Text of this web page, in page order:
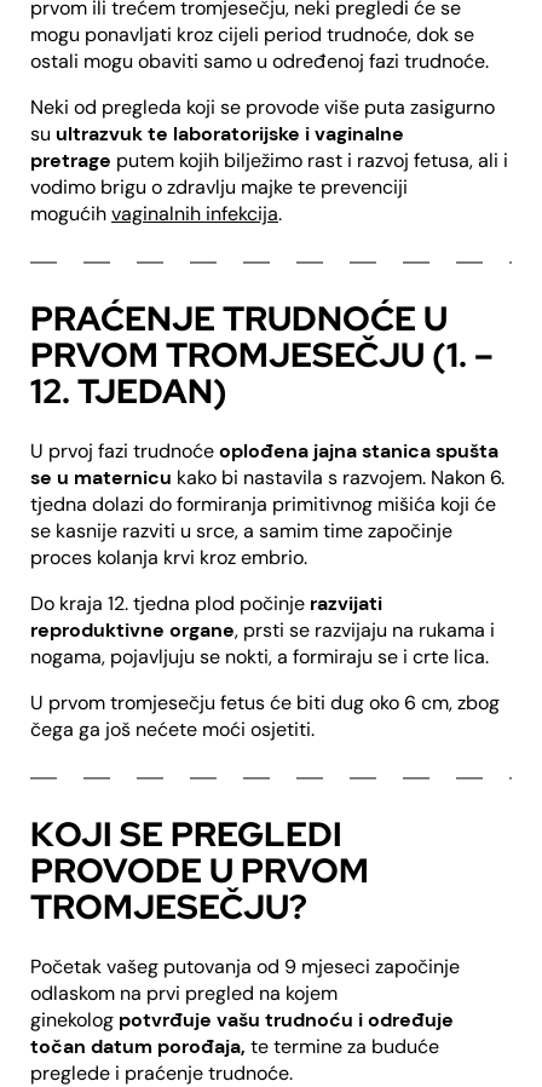
prvom ili trećem tromjesečju, neki pregledi će se
mogu ponavljati kroz cijeli period trudnoće, dok se
ostali mogu obaviti samo u određenoj fazi trudnoće.
Neki od pregleda koji se provode više puta zasigurno
su ultrazvuk te laboratorijske i vaginalne
pretrage putem kojih bilježimo rast i razvoj fetusa, ali i
vodimo brigu o zdravlju majke te prevenciji
mogućihvaginalnih infekcija.
PRAĆENJE TRUDNOĆE U
PRVOM TROMJESEČJU (1. –
12. TJEDAN)
U prvoj fazi trudnoćeoplođena jajna stanica spušta
se u maternicu kako bi nastavila s razvojem. Nakon 6.
tjedna dolazi do formiranja primitivnog mišića koji će
se kasnije razviti u srce, a samim time započinje
proces kolanja krvi kroz embrio.
Do kraja 12. tjedna plod počinje razvijati
reproduktivne organe, prsti se razvijaju na rukama i
nogama, pojavljuju se nokti, a formiraju se i crte lica.
U prvom tromjesečju fetus će biti dug oko 6 cm, zbog
čega ga još nećete moći osjetiti.
KOJI SE PREGLEDI
PROVODE U PRVOM
TROMJESEČJU?
Početak vašeg putovanja od 9 mjeseci započinje
odlaskom na prvi pregled na kojem
ginekolog potvrđuje vašu trudnoću i određuje
točan datum porođaja, te termine za buduće
preglede i praćenje trudnoće.